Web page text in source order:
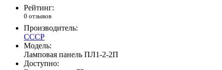
Рейтинг:
0 отзывов
Производитель:
СССР
Модель:
Ламповая панель ПЛ1-2-2П
Доступно: